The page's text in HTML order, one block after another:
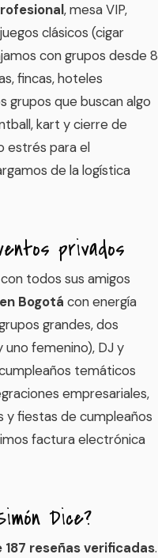
, mesa VIP,
clásicos (cigar
con grupos desde 8
fincas, hoteles
grupos que buscan algo
kart y cierre de
estrés para el
de la logística
privados
todos sus amigos
Bogotá con energía
grandes, dos
femenino), DJ y
temáticos
empresariales,
y fiestas de cumpleaños
factura electrónica
Dice?
reseñas verificadas.